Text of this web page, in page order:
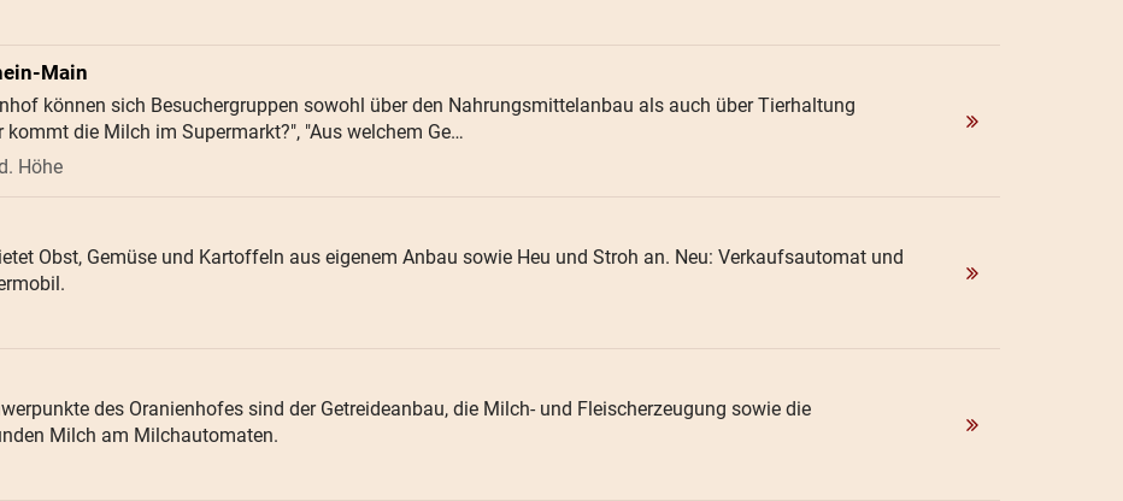
Main
können sich Besuchergruppen sowohl über den Nahrungsmittelanbau als auch über Tierhaltung
kommt die Milch im Supermarkt?", "Aus welchem Ge…
Höhe
Obst, Gemüse und Kartoffeln aus eigenem Anbau sowie Heu und Stroh an. Neu: Verkaufsautomat und
des Oranienhofes sind der Getreideanbau, die Milch- und Fleischerzeugung sowie die
Milch am Milchautomaten.